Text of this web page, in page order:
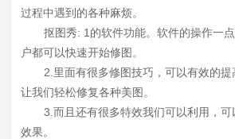
过程中遇到的各种麻烦。
抠图秀: 1的软件功能。软件的操作一
户都可以快速开始修图。
2.里面有很多修图技巧，可以有效的提
让我们轻松修复各种美图。
3.而且还有很多特效我们可以利用，
效果。